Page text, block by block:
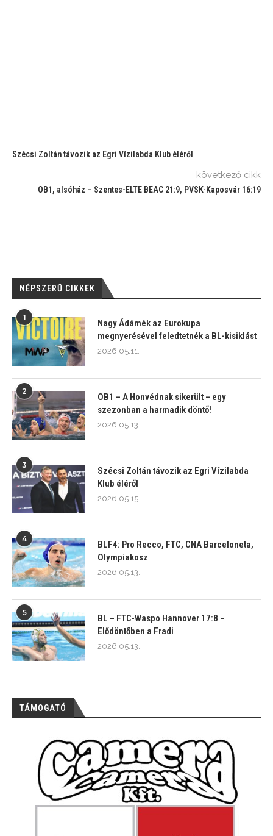
Szécsi Zoltán távozik az Egri Vízilabda Klub éléről
következő cikk
OB1, alsóház – Szentes-ELTE BEAC 21:9, PVSK-Kaposvár 16:19
NÉPSZERŰ CIKKEK
1
Nagy Ádámék az Eurokupa
megnyerésével feledtetnék a BL-kisiklást
2026.05.11.
2
OB1 – A Honvédnak sikerült – egy
szezonban a harmadik döntő!
2026.05.13.
3
Szécsi Zoltán távozik az Egri Vízilabda
Klub éléről
2026.05.15.
4
BLF4: Pro Recco, FTC, CNA Barceloneta,
Olympiakosz
2026.05.13.
5
BL – FTC-Waspo Hannover 17:8 –
Elődöntőben a Fradi
2026.05.13.
TÁMOGATÓ